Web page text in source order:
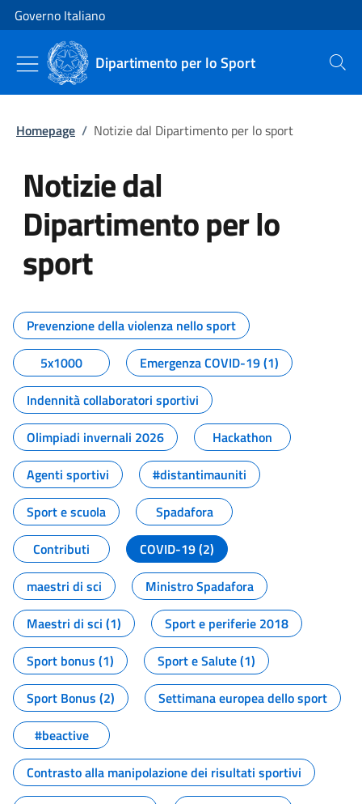
Vai al contenuto
Vai alla navigazione del sito
Governo Italiano
Dipartimento per lo Sport Cerca
Homepage / Notizie dal Dipartimento per lo sport
Notizie dal
Dipartimento per lo
sport
Tutti i contenuti della pagina
Prevenzione della violenza nello sport
5x1000
Emergenza COVID-19 (1)
Indennità collaboratori sportivi
Olimpiadi invernali 2026
Hackathon
Agenti sportivi
#distantimauniti
Sport e scuola
Spadafora
Contributi
COVID-19 (2)
maestri di sci
Ministro Spadafora
Maestri di sci (1)
Sport e periferie 2018
Sport bonus (1)
Sport e Salute (1)
Sport Bonus (2)
Settimana europea dello sport
#beactive
Contrasto alla manipolazione dei risultati sportivi